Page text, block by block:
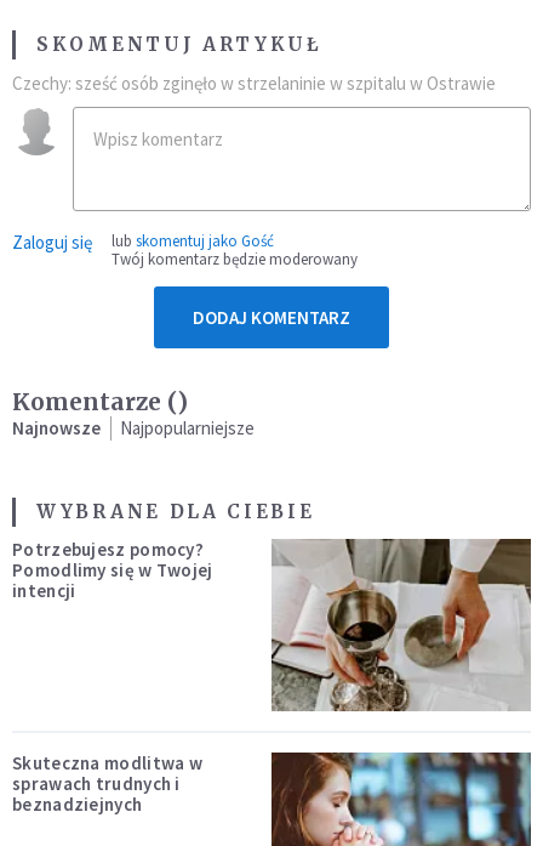
SKOMENTUJ ARTYKUŁ
Czechy: sześć osób zginęło w strzelaninie w szpitalu w Ostrawie
Zaloguj się lub skomentuj jako Gość
Twój komentarz będzie moderowany
DODAJ KOMENTARZ
Komentarze ()
Najnowsze Najpopularniejsze
WYBRANE DLA CIEBIE
Potrzebujesz pomocy?
Pomodlimy się w Twojej
intencji
Skuteczna modlitwa w
sprawach trudnych i
beznadziejnych